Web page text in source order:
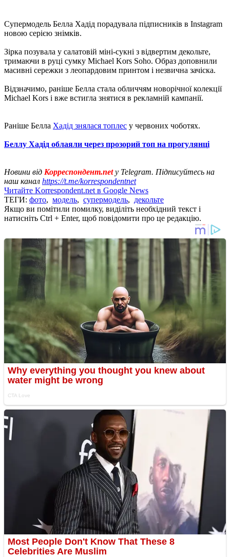
Супермодель Белла Хадід порадувала підписників в Instagram
новою серією знімків.
Зірка позувала у салатовій міні-сукні з відвертим декольте,
тримаючи в руці сумку Michael Kors Soho. Образ доповнили
масивні сережки з леопардовим принтом і незвична зачіска.
Відзначимо, раніше Белла стала обличчям новорічної колекції
Michael Kors і вже встигла знятися в рекламній кампанії.
Раніше Белла Хадід знялася топлес у червоних чоботях.
Беллу Хадід облаяли через прозорий топ на прогулянці
Новини від Корреспондент.netу Telegram. Підписуйтесь на
наш канал https://t.me/korrespondentnet
Читайте Korrespondent.net в Google News
ТЕГИ: фото, модель, супермодель, декольте
Якщо ви помітили помилку, виділіть необхідний текст і
натисніть Ctrl + Enter, щоб повідомити про це редакцію.